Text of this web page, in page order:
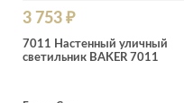
3 753 ₽
7011 Настенный уличный
светильник BAKER 7011